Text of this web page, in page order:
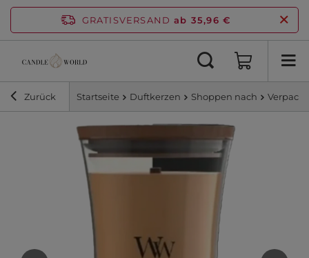
GRATISVERSAND ab 35,96 €
Zurück Startseite Duftkerzen Shoppen nach